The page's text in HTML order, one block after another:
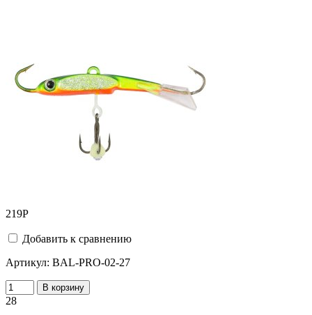
219Р
Добавить к сравнению
Артикул: BAL-PRO-02-27
В корзину
28